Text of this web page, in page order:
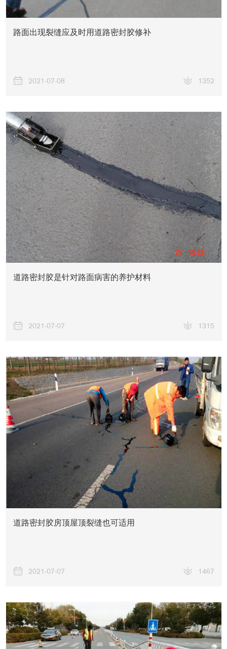
关于我们
路面出现裂缝应及时用道路密封胶修补
2021-07-08 1352
道路密封胶是针对路面病害的养护材料
2021-07-07 1315
道路密封胶房顶屋顶裂缝也可适用
2021-07-07 1467